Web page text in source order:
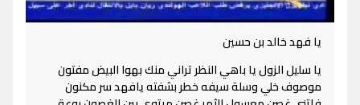
يا فهد خالد بن حسين
يا سليل الزول يا باهي النظر تراني منك بهوا البيض مفتون
موصوف خلي وسلة سيفه خطر بشفته يافهد سر مكنون